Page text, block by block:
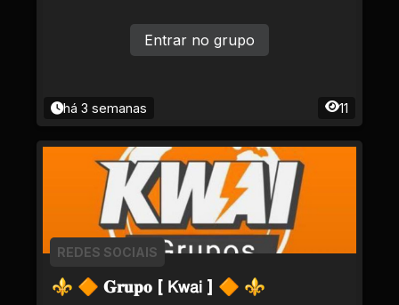
há 3 semanas 11
Entrar no grupo
⚜ 🔶 𝐆𝐫𝐮𝐩𝐨 [ 𝖪𝗐𝖺𝗂 ] 🔶 ⚜
REDES SOCIAIS